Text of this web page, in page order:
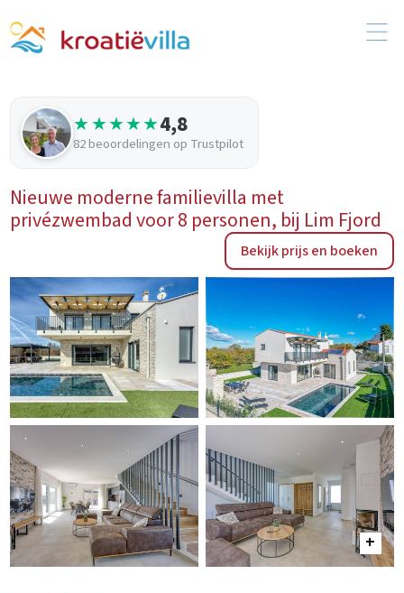
★★★★★4,8
82 beoordelingen op Trustpilot
Nieuwe moderne familievilla met
privézwembad voor 8 personen, bij Lim Fjord
Bekijk prijs en boeken